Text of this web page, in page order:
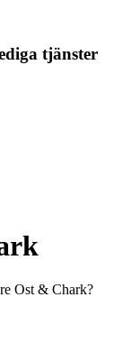
tjänster
Ost & Chark?